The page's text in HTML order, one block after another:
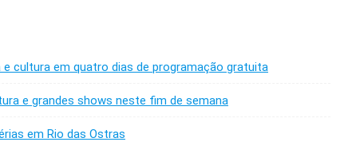
cultura em quatro dias de programação gratuita
e grandes shows neste fim de semana
em Rio das Ostras